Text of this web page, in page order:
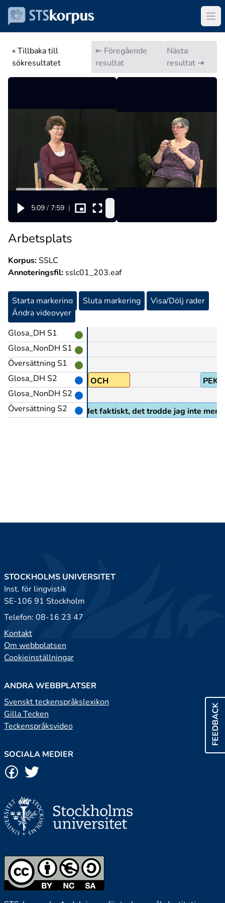
« Tillbaka till
sökresultatet
⇤ Föregående
resultat
Nästa
resultat ⇥
5:09 / 7:59 |
Arbetsplats
Korpus:SSLC
Annoteringsfil: sslc01_203.eaf
Starta markering Sluta markering
Visa/Dölj rader
Ändra videovyer
Glosa_DH S1
Glosa_NonDH S1
Översättning S1
Glosa_DH S2
Glosa_NonDH S2
Översättning S2
OCH PEK
bakom disk, det var det faktiskt, det trodde jag inte men
FEEDBACK
STOCKHOLMS UNIVERSITET
Inst. för lingvistik
SE-106 91 Stockholm
Telefon: 08-16 23 47
Kontakt
Om webbplatsen
Cookieinställningar
ANDRA WEBBPLATSER
Svenskt teckenspråkslexikon
Gilla Tecken
Teckenspråksvideo
SOCIALA MEDIER